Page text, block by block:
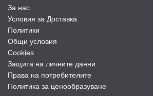
За нас
Условия за Доставка
Политики
Общи условия
Cookies
Защита на личните данни
Права на потребителите
Политика за ценообразуване